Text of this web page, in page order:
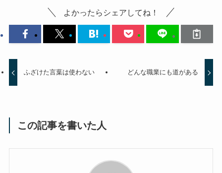
よかったらシェアしてね！
ふざけた言葉は使わない どんな職業にも道がある
この記事を書いた人